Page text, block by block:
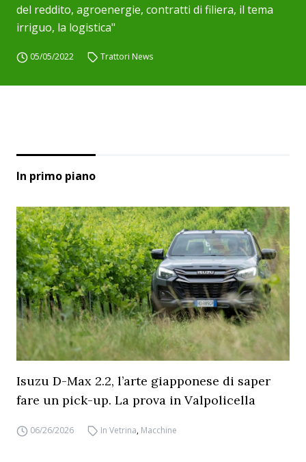
del reddito, agroenergie, contratti di filiera, il tema
irriguo, la logistica"
05/05/2022 Trattori News
In primo piano
Isuzu D-Max 2.2, l’arte giapponese di saper
fare un pick-up. La prova in Valpolicella
06/26/2026 In Vetrina, Macchine